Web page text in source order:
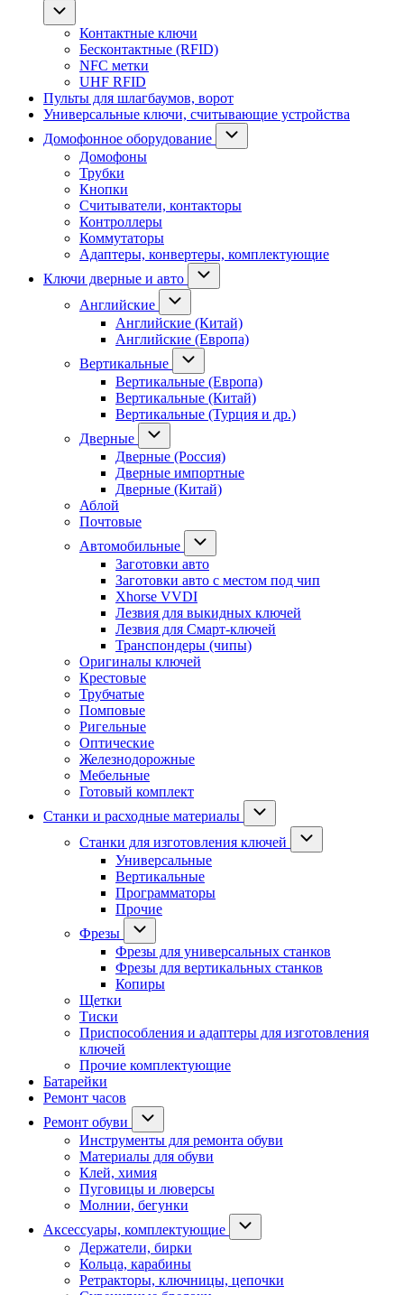
Контактные ключи
Бесконтактные (RFID)
NFC метки
UHF RFID
Пульты для шлагбаумов, ворот
Универсальные ключи, считывающие устройства
Домофонное оборудование
Домофоны
Трубки
Кнопки
Считыватели, контакторы
Контроллеры
Коммутаторы
Адаптеры, конвертеры, комплектующие
Ключи дверные и авто
Английские
Английские (Китай)
Английские (Европа)
Вертикальные
Вертикальные (Европа)
Вертикальные (Китай)
Вертикальные (Турция и др.)
Дверные
Дверные (Россия)
Дверные импортные
Дверные (Китай)
Аблой
Почтовые
Автомобильные
Заготовки авто
Заготовки авто с местом под чип
Xhorse VVDI
Лезвия для выкидных ключей
Лезвия для Смарт-ключей
Транспондеры (чипы)
Оригиналы ключей
Крестовые
Трубчатые
Помповые
Ригельные
Оптические
Железнодорожные
Мебельные
Готовый комплект
Станки и расходные материалы
Станки для изготовления ключей
Универсальные
Вертикальные
Программаторы
Прочие
Фрезы
Фрезы для универсальных станков
Фрезы для вертикальных станков
Копиры
Щетки
Тиски
Приспособления и адаптеры для изготовления
ключей
Прочие комплектующие
Батарейки
Ремонт часов
Ремонт обуви
Инструменты для ремонта обуви
Материалы для обуви
Клей, химия
Пуговицы и люверсы
Молнии, бегунки
Аксессуары, комплектующие
Держатели, бирки
Кольца, карабины
Ретракторы, ключницы, цепочки